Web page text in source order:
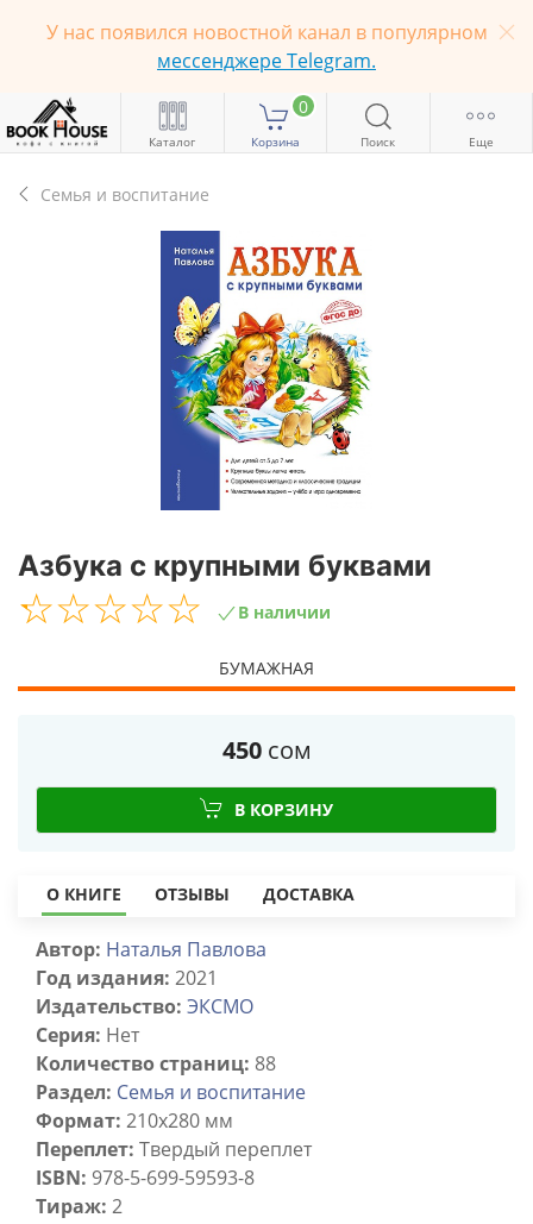
У нас появился новостной канал в популярном
мессенджере Telegram.
Каталог
0
Корзина Поиск Еще
Семья и воспитание
Азбука с крупными буквами
☆☆☆☆☆
★★★★★ В наличии
БУМАЖНАЯ
450 сом
В КОРЗИНУ
О КНИГЕ ОТЗЫВЫ ДОСТАВКА
Автор: Наталья Павлова
Год издания: 2021
Издательство: ЭКСМО
Серия: Нет
Количество страниц: 88
Раздел: Семья и воспитание
Формат: 210x280 мм
Переплет: Твердый переплет
ISBN: 978-5-699-59593-8
Тираж: 2